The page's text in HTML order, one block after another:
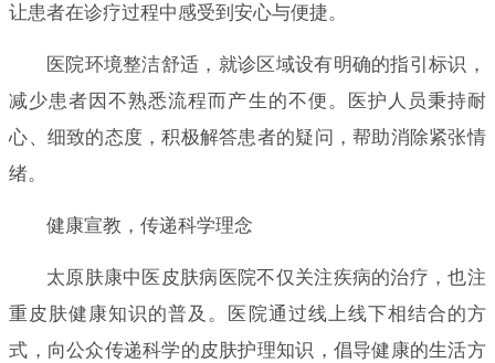
让患者在诊疗过程中感受到安心与便捷。
医院环境整洁舒适，就诊区域设有明确的指引标识，
减少患者因不熟悉流程而产生的不便。医护人员秉持耐
心、细致的态度，积极解答患者的疑问，帮助消除紧张情
绪。
健康宣教，传递科学理念
太原肤康中医皮肤病医院不仅关注疾病的治疗，也注
重皮肤健康知识的普及。医院通过线上线下相结合的方
式，向公众传递科学的皮肤护理知识，倡导健康的生活方